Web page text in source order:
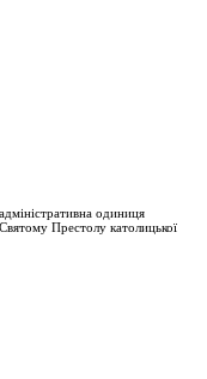
одиниця
Престолу католицької